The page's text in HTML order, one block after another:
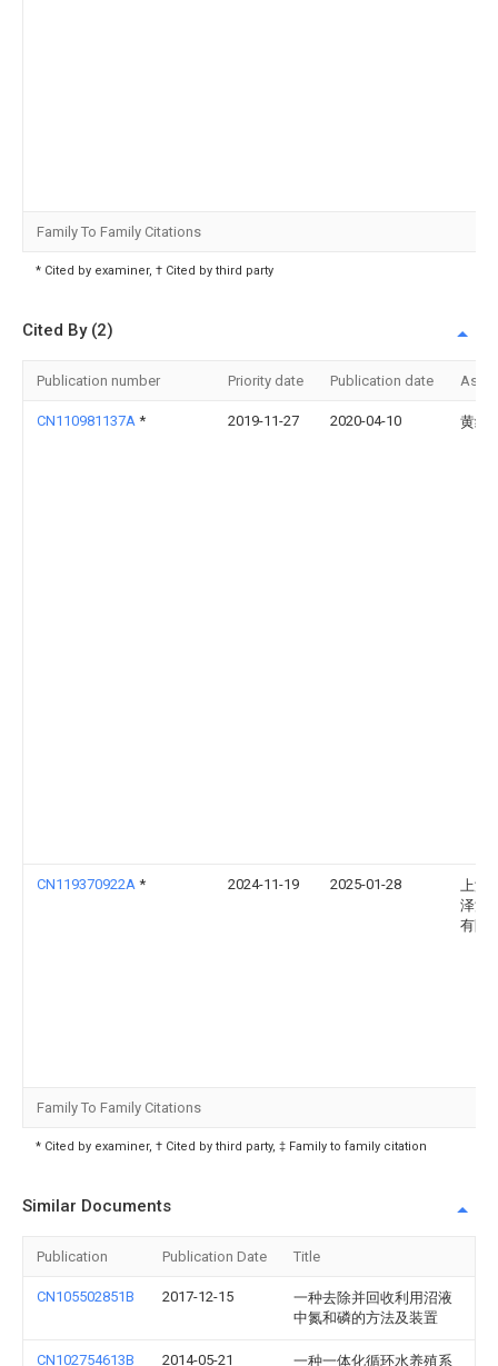
Family To Family Citations
* Cited by examiner, † Cited by third party
Cited By (2)
Publication number Priority date Publication date
CN110981137A * 2019-11-27 2020-04-10 黄细
CN119370922A * 2024-11-19 2025-01-28
上海
泽源
有限
Family To Family Citations
* Cited by examiner, † Cited by third party, ‡ Family to family citation
Similar Documents
Publication Publication Date Title
CN105502851B 2017-12-15
一种去除并回收利用沼液
中氮和磷的方法及装置
CN102754613B 2014-05-21 一种一体化循环水养殖系